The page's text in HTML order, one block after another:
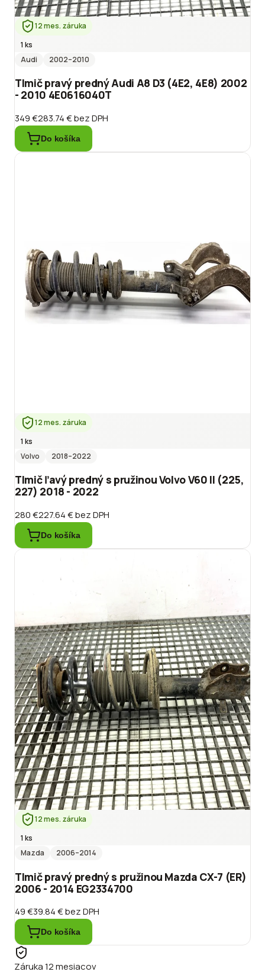
12 mes. záruka
1 ks
Audi
2002–2010
Tlmič pravý predný Audi A8 D3 (4E2, 4E8) 2002
- 2010 4E0616040T
349 €283.74 €bez DPH
Do košíka
12 mes. záruka
1 ks
Volvo
2018–2022
Tlmič ľavý predný s pružinou Volvo V60 II (225,
227) 2018 - 2022
280 €227.64 €bez DPH
Do košíka
12 mes. záruka
1 ks
Mazda
2006–2014
Tlmič pravý predný s pružinou Mazda CX-7 (ER)
2006 - 2014 EG2334700
49 €39.84 €bez DPH
Do košíka
Záruka 12 mesiacov